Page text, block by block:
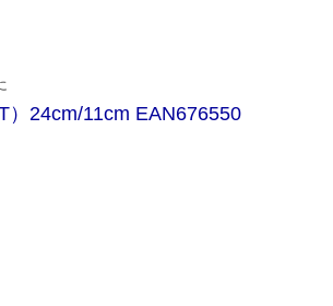
）24cm/11cm EAN676550